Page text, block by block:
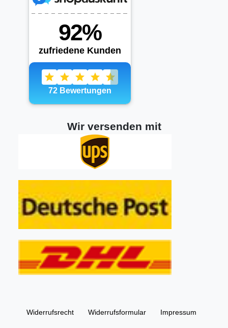
Wir versenden mit
Widerrufs­recht Widerrufs­formular Impressum